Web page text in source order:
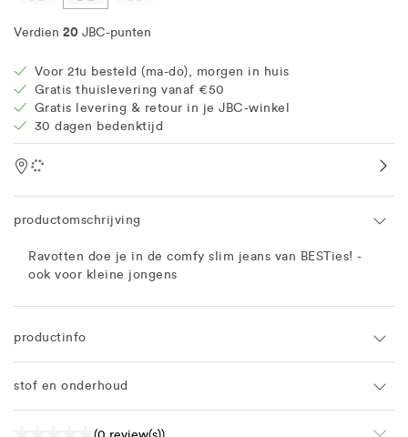
Verdien 20 JBC-punten
Voor 21u besteld (ma-do), morgen in huis
Gratis thuislevering vanaf €50
Gratis levering & retour in je JBC-winkel
30 dagen bedenktijd
Location
productomschrijving
Ravotten doe je in de comfy slim jeans van BESTies! -
ook voor kleine jongens
productinfo
stof en onderhoud